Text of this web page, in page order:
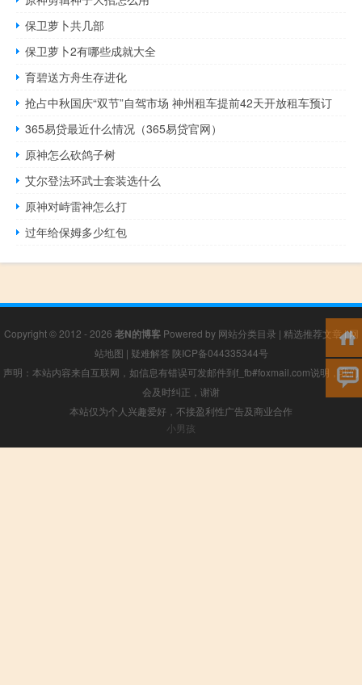
保卫萝卜共几部
保卫萝卜2有哪些成就大全
育碧送方舟生存进化
抢占中秋国庆“双节”自驾市场 神州租车提前42天开放租车预订
365易贷最近什么情况（365易贷官网）
原神怎么砍鸽子树
艾尔登法环武士套装选什么
原神对峙雷神怎么打
过年给保姆多少红包
Copyright © 2012 - 2026 老N的博客Powered by 网站分类目录 | 精选推荐文章|网
站地图 | 疑难解答 陕ICP备044335344号
声明：本站内容来自互联网，如信息有错误可发邮件到f_fb#foxmail.com说明，我们
会及时纠正，谢谢
本站仅为个人兴趣爱好，不接盈利性广告及商业合作
小男孩